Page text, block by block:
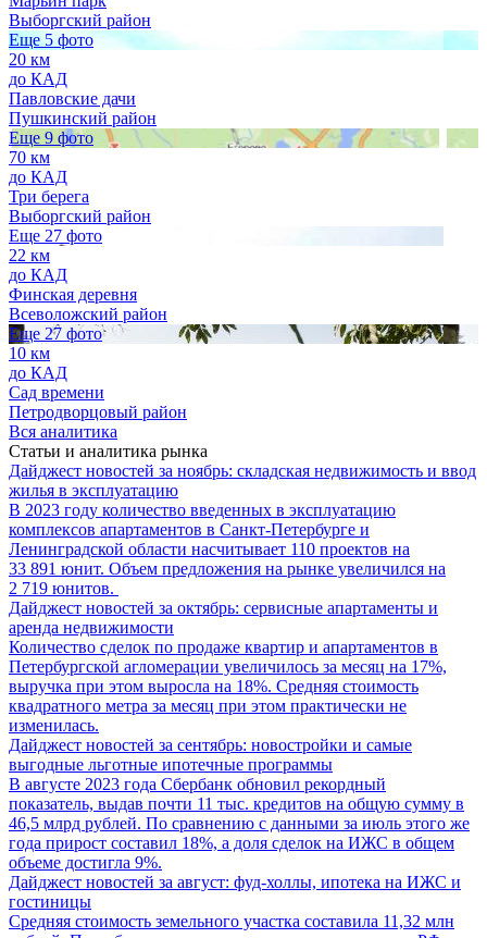
Выборгский район
Еще 5 фото
20 км
до КАД
Павловские дачи
Пушкинский район
Еще 9 фото
70 км
до КАД
Три берега
Выборгский район
Еще 27 фото
22 км
до КАД
Финская деревня
Всеволожский район
Еще 27 фото
10 км
до КАД
Сад времени
Петродворцовый район
Вся аналитика
Статьи и аналитика рынка
Дайджест новостей за ноябрь: складская недвижимость и ввод
жилья в эксплуатацию
В 2023 году количество введенных в эксплуатацию
комплексов апартаментов в Санкт-Петербурге и
Ленинградской области насчитывает 110 проектов на
33 891 юнит. Объем предложения на рынке увеличился на
2 719 юнитов.
Дайджест новостей за октябрь: сервисные апартаменты и
аренда недвижимости
Количество сделок по продаже квартир и апартаментов в
Петербургской агломерации увеличилось за месяц на 17%,
выручка при этом выросла на 18%. Средняя стоимость
квадратного метра за месяц при этом практически не
изменилась.
Дайджест новостей за сентябрь: новостройки и самые
выгодные льготные ипотечные программы
В августе 2023 года Сбербанк обновил рекордный
показатель, выдав почти 11 тыс. кредитов на общую сумму в
46,5 млрд рублей. По сравнению с данными за июль этого же
года прирост составил 18%, а доля сделок на ИЖС в общем
объеме достигла 9%.
Дайджест новостей за август: фуд-холлы, ипотека на ИЖС и
гостиницы
Средняя стоимость земельного участка составила 11,32 млн